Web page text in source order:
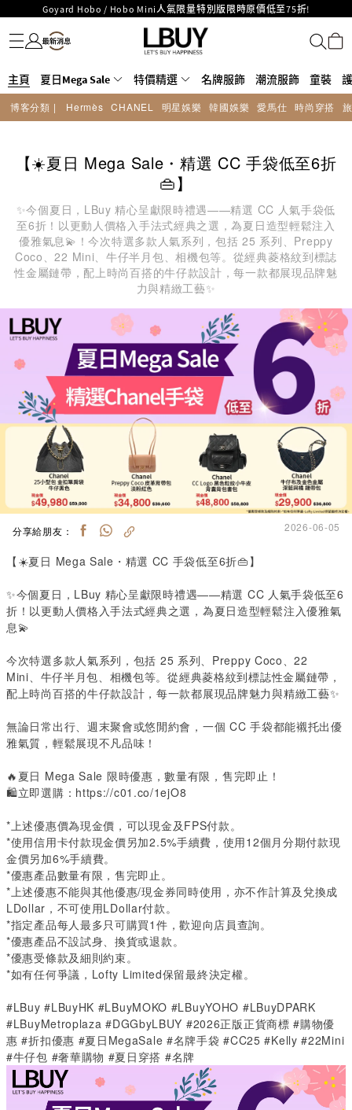
Goyard Hobo / Hobo Mini人氣限量特別版限時原價低至75折!
LBuy呈獻 - Hermès 及 Chanel 手袋及首飾原價低至6折，立即入手!
LBuy Nintendo Switch / Nintendo Switch 2 正規商品零售店登陸MOKO 4樓
MOKO 1樓175號鋪旗艦店特設名牌Hermès、CHANEL及LV專區！
重要通告：銀行轉帳及轉數快付款注意事項
購物滿HKD500即享免運費！
LBuy獲香港知識產權署頒發2026《正版正貨承諾》商標
名牌服飾
潮流服飾
童裝
護膚美妝
香水香薰
個人護理
母嬰護理
遊戲及精品玩具
文儀用品
家居生活
電子產品
美食
醫藥保健
運動與戶外用品
主頁 夏日Mega Sale 特價精選 名牌服飾 潮流服飾 童裝
博客分類 | Hermès CHANEL 明星娛樂 韓國娛樂 愛馬仕 時尚穿搭
【☀️夏日 Mega Sale・精選 CC 手袋低至6折
👜】
✨今個夏日，LBuy 精心呈獻限時禮遇——精選 CC 人氣手袋低
至6折！以更動人價格入手法式經典之選，為夏日造型輕鬆注入
優雅氣息💫！今次特選多款人氣系列，包括 25 系列、Preppy
Coco、22 Mini、牛仔半月包、相機包等。從經典菱格紋到標誌
性金屬鏈帶，配上時尚百搭的牛仔款設計，每一款都展現品牌魅
力與精緻工藝✨
分享給朋友： 2026-06-05
【☀️夏日 Mega Sale ・精選 CC 手袋低至6折👜】
✨今個夏日，LBuy 精心呈獻限時禮遇——精選 CC 人氣手袋低至6
折！以更動人價格入手法式經典之選，為夏日造型輕鬆注入優雅氣
息💫
今次特選多款人氣系列，包括 25 系列、Preppy Coco、22
Mini、牛仔半月包、相機包等。從經典菱格紋到標誌性金屬鏈帶，
配上時尚百搭的牛仔款設計，每一款都展現品牌魅力與精緻工藝✨
無論日常出行、週末聚會或悠閒約會，一個 CC 手袋都能襯托出優
雅氣質，輕鬆展現不凡品味！
🔥夏日 Mega Sale 限時優惠，數量有限，售完即止！
🛍️立即選購： https://c01.co/1ejO8
*上述優惠價為現金價，可以現金及FPS付款。
*使用信用卡付款現金價另加2.5%手續費，使用12個月分期付款現
金價另加6%手續費。
*優惠產品數量有限，售完即止。
*上述優惠不能與其他優惠/現金券同時使用，亦不作計算及兌換成
LDollar ，不可使用LDollar付款。
*指定產品每人最多只可購買1 件，歡迎向店員查詢。
*優惠產品不設試身、換貨或退款。
*優惠受條款及細則約束。
*如有任何爭議， Lofty Limited保留最終決定權。
#LBuy #LBuyHK #LBuyMOKO #LBuyYOHO #LBuyDPARK
#LBuyMetroplaza #DGGbyLBUY #2026正版正貨商標 #購物優
惠 #折扣優惠 #夏日MegaSale #名牌手袋 #CC25 #Kelly #22Mini
#牛仔包 #奢華購物 #夏日穿搭 #名牌